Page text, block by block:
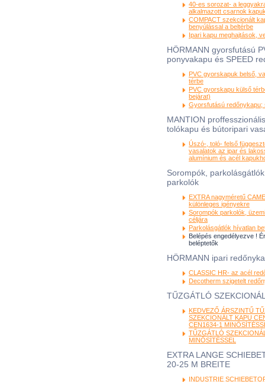
40-es sorozat- a
alkalmazott csarnok
COMPACT szekcionált
benyúlással a beltérbe
Ipari kapu meghajtások,
HÖRMANN gyorsfutású
ponyvakapu és SPEED
PVC gyorskapuk belső,
térbe
PVC gyorskapu külső
bejárat)
Gyorsfutású redőnykapu;
MANTION
tolókapu és bútoripari
Úszó-, toló- felső
vasalatok az ipar és
alumínium és acél
Sorompók,
parkolók
EXTRA nagyméretű
különleges igényekre
Sorompók parkolók,
céljára
Parkolásgátlók hívatlan
Belépés engedélyezve !
beléptetők
HÖRMANN ipari
CLASSIC HR- az acél
Decotherm szigetelt
TŰZGÁTLÓ
KEDVEZŐ ÁRSZINTŰ
SZEKCIONÁLT KAPU
CEN1634-1
TŰZGÁTLÓ
MINŐSÍTÉSSEL
EXTRA LANGE
20-25 M BREITE
INDUSTRIE